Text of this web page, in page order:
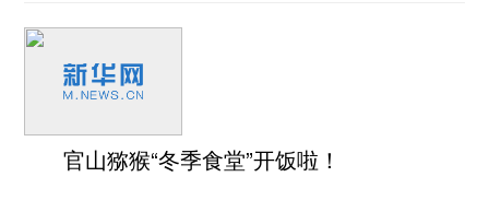
官山猕猴“冬季食堂”开饭啦！